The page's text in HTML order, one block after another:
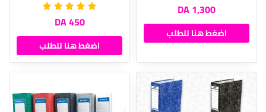
1,300 DA
اضغط هنا للطلب
450 DA
اضغط هنا للطلب